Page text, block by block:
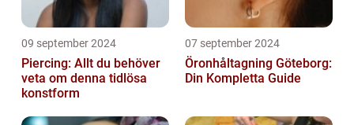
09 september 2024
Piercing: Allt du behöver
veta om denna tidlösa
konstform
07 september 2024
Öronhåltagning Göteborg:
Din Kompletta Guide